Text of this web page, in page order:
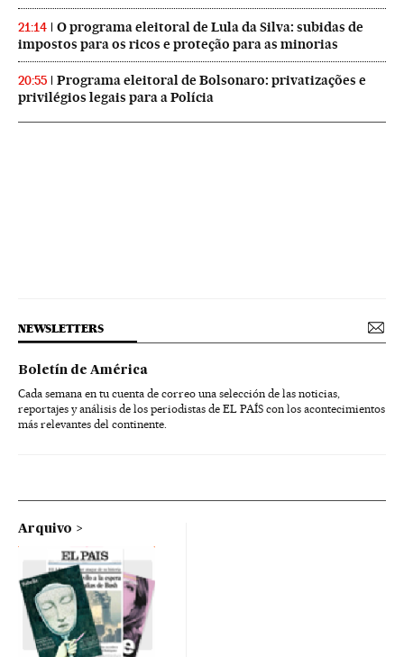
21:14
O programa eleitoral de Lula da Silva: subidas de
impostos para os ricos e proteção para as minorias
20:55
Programa eleitoral de Bolsonaro: privatizações e
privilégios legais para a Polícia
NEWSLETTERS
Boletín de América
Cada semana en tu cuenta de correo una selección de las noticias,
reportajes y análisis de los periodistas de EL PAÍS con los acontecimientos
más relevantes del continente.
Arquivo